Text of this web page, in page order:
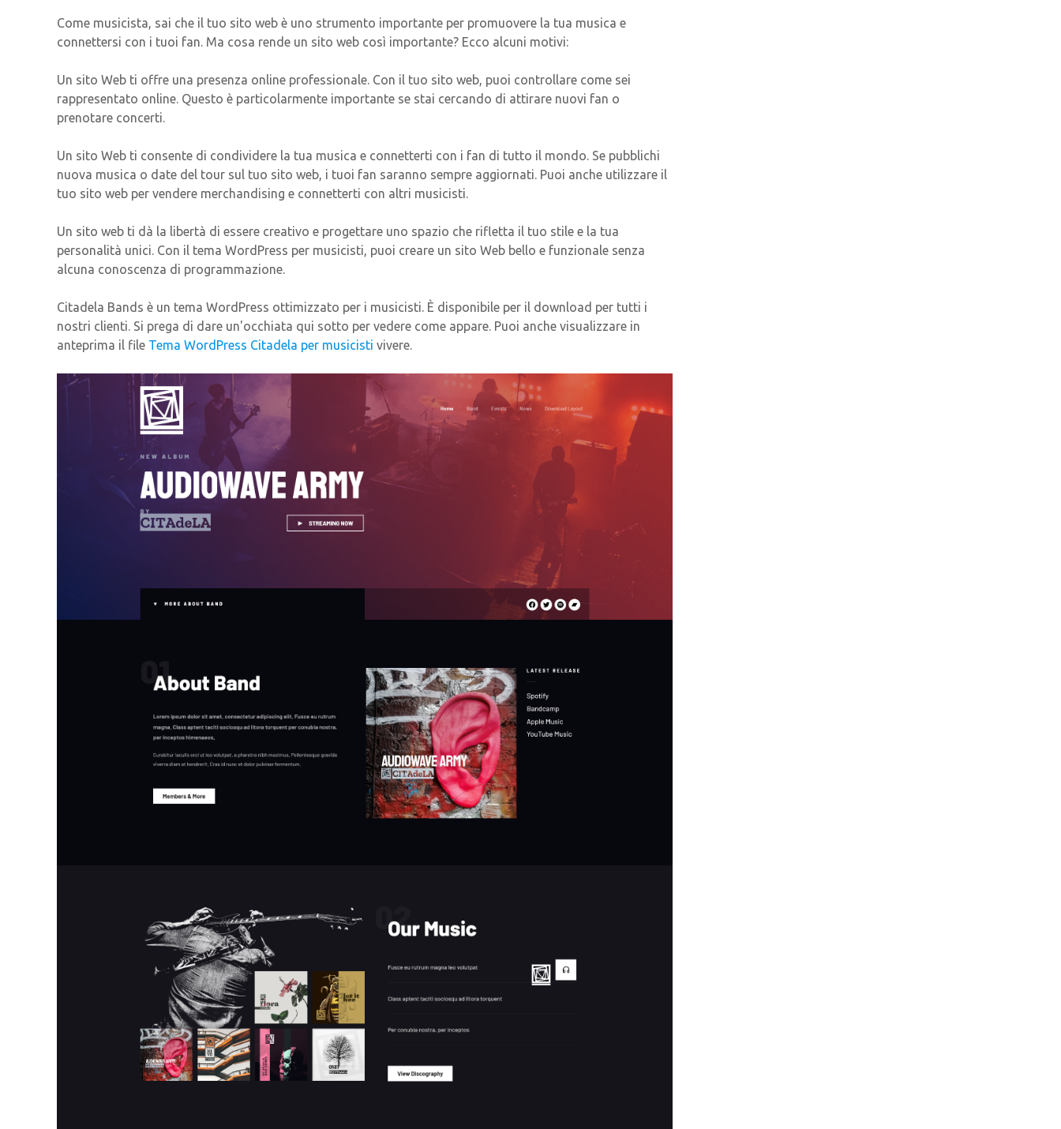
Come musicista, sai che il tuo sito web è uno strumento importante per promuovere la tua musica e
connettersi con i tuoi fan. Ma cosa rende un sito web così importante? Ecco alcuni motivi:
Un sito Web ti offre una presenza online professionale. Con il tuo sito web, puoi controllare come sei
rappresentato online. Questo è particolarmente importante se stai cercando di attirare nuovi fan o
prenotare concerti.
Un sito Web ti consente di condividere la tua musica e connetterti con i fan di tutto il mondo. Se pubblichi
nuova musica o date del tour sul tuo sito web, i tuoi fan saranno sempre aggiornati. Puoi anche utilizzare il
tuo sito web per vendere merchandising e connetterti con altri musicisti.
Un sito web ti dà la libertà di essere creativo e progettare uno spazio che rifletta il tuo stile e la tua
personalità unici. Con il tema WordPress per musicisti, puoi creare un sito Web bello e funzionale senza
alcuna conoscenza di programmazione.
Citadela Bands è un tema WordPress ottimizzato per i musicisti. È disponibile per il download per tutti i
nostri clienti. Si prega di dare un'occhiata qui sotto per vedere come appare. Puoi anche visualizzare in
anteprima il file Tema WordPress Citadela per musicisti vivere.